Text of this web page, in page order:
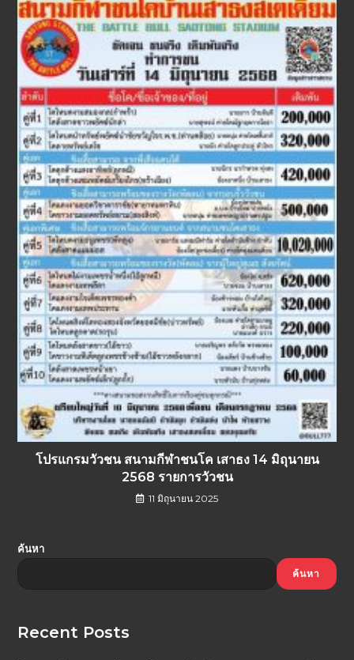
โปรแกรมวัวชน สนามกีฬาชนโค เสาธง 14 มิถุนายน
2568 รายการวัวชน
11 มิถุนายน 2025
ค้นหา
ค้นหา
Recent Posts